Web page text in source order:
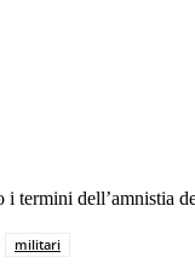
termini dell’amnistia
militari